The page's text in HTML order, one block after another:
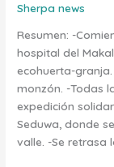
Sherpa news
Resumen: -
hospital del
ecohuerta-
monzón. -Todas
expedición
Seduwa, donde
valle. -Se retrasa
marzo
2023